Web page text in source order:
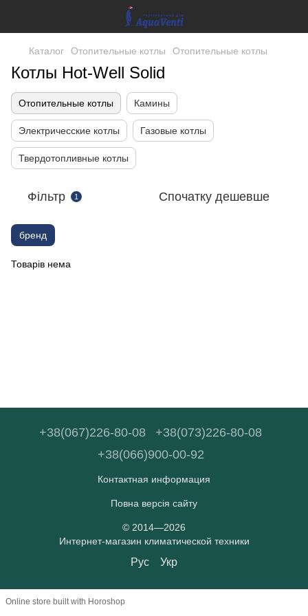
Каталог Отопительные котлы Отопительные котлы
Котлы Hot-Well Solid
Отопительные котлы Камины
Электричесские котлы Газовые котлы
Твердотопливные котлы
Фільтр 1 Спочатку дешевше
бренд
Товарів нема
+38(067)226-80-08
+38(073)226-80-08
+38(066)900-00-92
Контактная информация
Повна версія сайту
© 2014—2026
Интернет-магазин климатической техники
Рус Укр
Online store built with Horoshop